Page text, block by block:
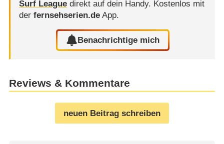
Surf Leaguedirekt auf dein Handy. Kostenlos mit
der fernsehserien.deApp.
Benachrichtige mich
Reviews & Kommentare
neuen Beitrag schreiben